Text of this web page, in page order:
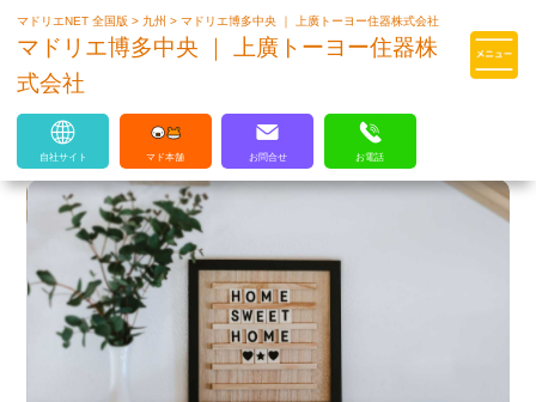
マドリエはLIXILの厳しい基準を
クリアした住まいのプロ集団です
マドリエNET 全国版> 九州>マドリエ博多中央 ｜ 上廣トーヨー住器株式会社
マドリエ博多中央 ｜ 上廣トーヨー住器株
式会社
自社サイト マド本舗 お問合せ お電話